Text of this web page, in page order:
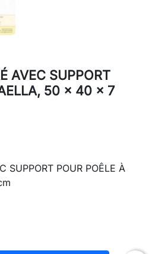
AVEC SUPPORT
50 x 40 x 7
SUPPORT POUR POÊLE À